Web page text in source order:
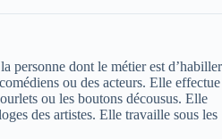
personne dont le métier est d’habiller
ou des acteurs. Elle effectue
ou les boutons décousus. Elle
des artistes. Elle travaille sous les